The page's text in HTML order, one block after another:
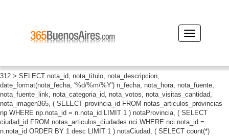
312 > SELECT nota_id, nota_titulo, nota_descripcion,
date_format(nota_fecha, '%d/%m/%Y') n_fecha, nota_hora, nota_fuente,
nota_fuente_link, nota_categoria_id, nota_votos, nota_visitas_cantidad,
nota_imagen365, ( SELECT provincia_id FROM notas_articulos_provincias
np WHERE np.nota_id = n.nota_id LIMIT 1 ) notaProvincia, ( SELECT
ciudad_id FROM notas_articulos_ciudades nci WHERE nci.nota_id =
n.nota_id ORDER BY 1 desc LIMIT 1 ) notaCiudad, ( SELECT count(*)
Desplegar
navegación